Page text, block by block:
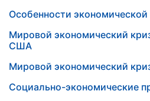
Особенности
Мировой экономический
США
Мировой экономический
Социально-экономические